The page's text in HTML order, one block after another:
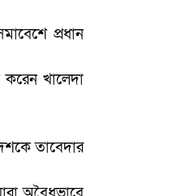
প্রধান
খালেদা
তাবেদার